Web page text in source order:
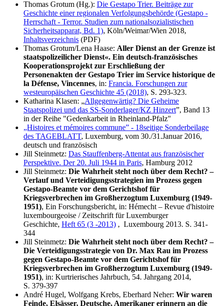
Thomas Grotum (Hg.): Die Gestapo Trier. Beiträge zur
Geschichte einer regionalen Verfolgungsbehörde (Gestapo -
Herrschaft - Terror. Studien zum nationalsozialistischen
Sicherheitsapparat, Bd. 1), Köln/Weimar/Wien 2018,
Inhaltsverzeichnis (PDF)
Thomas Grotum/Lena Haase: Aller Dienst an der Grenze ist
staatspolizeilicher Dienst«. Ein deutsch-französisches
Kooperationsprojekt zur Erschließung der
Personenakten der Gestapo Trier im Service historique de
la Défense, Vincennes, in: Francia. Forschungen zur
westeuropäischen Geschichte 45 (2018), S. 293-323.
Katharina Klasen: „Allgegenwärtig? Die Geheime
Staatspolizei und das SS-Sonderlager/KZ Hinzert”, Band 13
in der Reihe "Gedenkarbeit in Rheinland-Pfalz"
„Histoires et mémoires commune” - 18seitige Sonderbeilage
des TAGEBLATT, Luxemburg, vom 30./31.Januar 2016,
deutsch und französisch
Jill Steinmetz: Das Stauffenberg-Attentat aus französischer
Perspektive. Der 20. Juli 1944 in Paris, Hamburg 2012
Jill Steinmetz: Die Wahrheit steht noch über dem Recht? –
Verlauf und Verteidigungsstrategien im Prozess gegen
Gestapo-Beamte vor dem Gerichtshof für
Kriegsverbrechen im Großherzogtum Luxemburg (1949-
1951), Ein Forschungsbericht, in: Hémecht – Revue d'histoire
luxembourgeoise / Zeitschrift für Luxemburger
Geschichte, Heft 65 (3 -2013) , Luxembourg 2013. S. 341-
344
Jill Steinmetz: Die Wahrheit steht noch über dem Recht? –
Die Verteidigungsstrategie von Dr. Max Rau im Prozess
gegen Gestapo-Beamte vor dem Gerichtshof für
Kriegsverbrechen im Großherzogtum Luxemburg (1949-
1951), in: Kurtrierisches Jahrbuch, 54. Jahrgang 2014,
S. 379-397
André Hugel, Wolfgang Krebs, Eberhard Neher: Wir waren
Feinde, Elsässer, Deutsche, Amerikaner erinnern an die